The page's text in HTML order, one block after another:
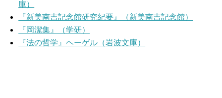
庫）
『新美南吉記念館研究紀要』（新美南吉記念館）
『岡潔集』（学研）
『法の哲学』ヘーゲル（岩波文庫）